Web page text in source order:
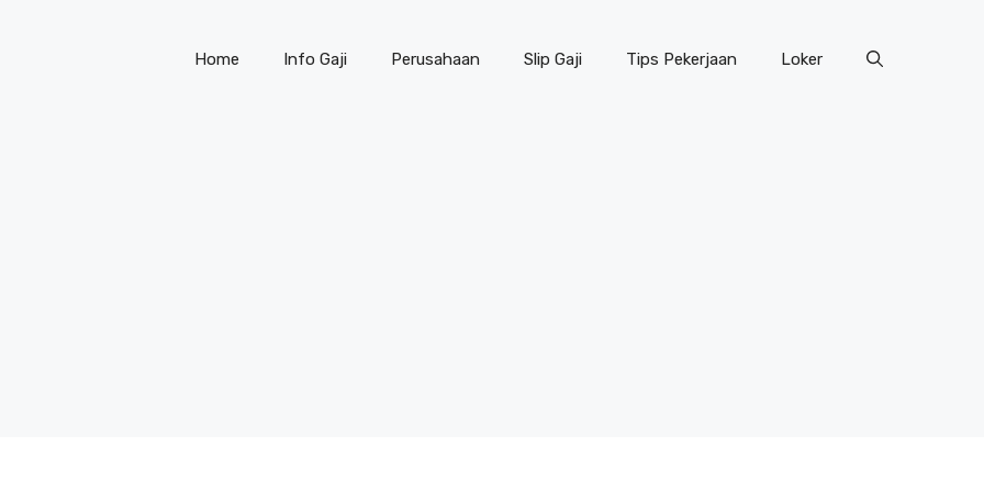
Home Info Gaji Perusahaan Slip Gaji Tips Pekerjaan Loker